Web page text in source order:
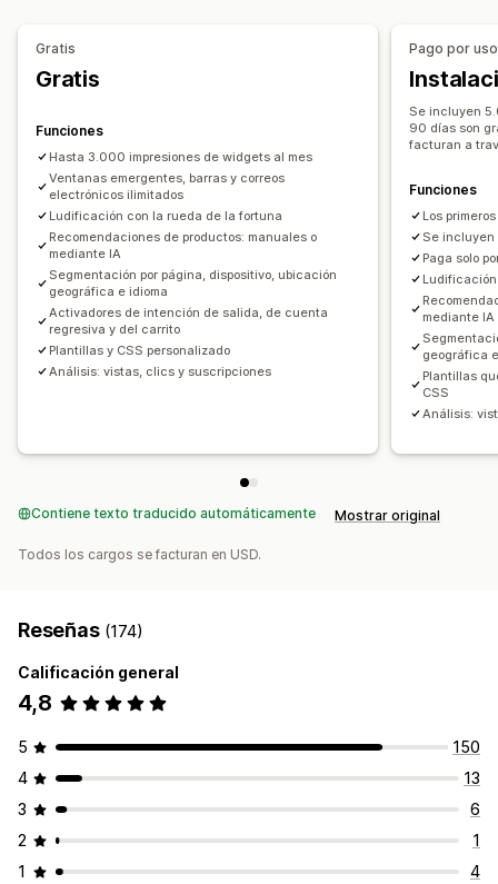
Ventanas emergentes de gestión
Plantillas
Fuentes personalizadas
Lista de captura de SMS
Segmentación
Geolocalización
Segmentación
Informes y estadísticas Seguimiento
Enlaces y botones
CSS personalizado
Adaptación a dispositivos móviles Cronogramas
Segmentación geográfica
Segmentación por comportamiento
Informes y estadísticas
Seguimiento del rendimiento
Informes y estadísticas en tiempo real
Gratis
Gratis
Funciones
Hasta 3.000 impresiones de widgets al mes
Ventanas emergentes, barras y correos
electrónicos ilimitados
Ludificación con la rueda de la fortuna
Recomendaciones de productos: manuales o
mediante IA
Segmentación por página, dispositivo, ubicación
geográfica e idioma
Activadores de intención de salida, de cuenta
regresiva y del carrito
Plantillas y CSS personalizado
Análisis: vistas, clics y suscripciones
Pago por uso
Se incluyen
90 días son
facturan a
Funciones
Los
Se incluyen
Paga solo
mediante IA
geográfica
Plantillas
CSS
Análisis:
Contiene texto traducido automáticamente Mostrar original
Todos los cargos se facturan en USD.
Reseñas (174)
Calificación general
4,8
5
150
4
13
3
6
2
1
1
4